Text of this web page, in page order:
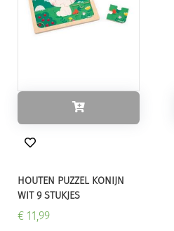
HOUTEN PUZZEL KONIJN
WIT 9 STUKJES
€ 11,99